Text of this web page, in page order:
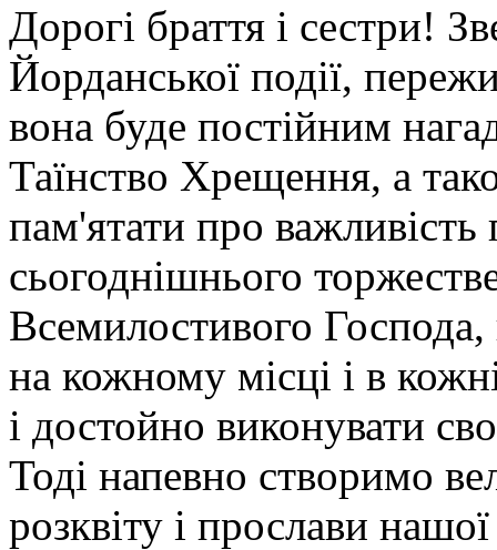
Дорогі браття і сестри!
Йорданської події,
вона буде постійним
Таїнство Хрещення, а
пам'ятати про
сьогоднішнього
Всемилостивого
на кожному місці і в
і достойно виконувати
Тоді напевно створимо
розквіту і прослави